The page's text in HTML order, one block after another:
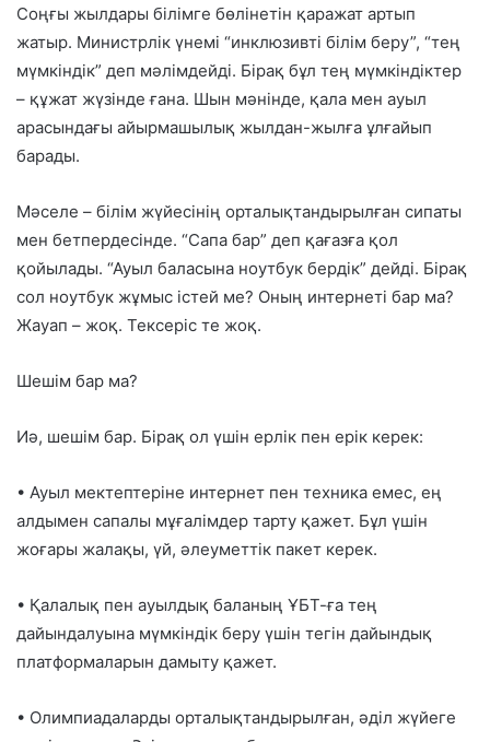
Соңғы жылдары білімге бөлінетін қаражат артып
жатыр. Министрлік үнемі “инклюзивті білім беру”, “тең
мүмкіндік” деп мәлімдейді. Бірақ бұл тең мүмкіндіктер
– құжат жүзінде ғана. Шын мәнінде, қала мен ауыл
арасындағы айырмашылық жылдан-жылға ұлғайып
барады.
Мәселе – білім жүйесінің орталықтандырылған сипаты
мен бетпердесінде. “Сапа бар” деп қағазға қол
қойылады. “Ауыл баласына ноутбук бердік” дейді. Бірақ
сол ноутбук жұмыс істей ме? Оның интернеті бар ма?
Жауап – жоқ. Тексеріс те жоқ.
Шешім бар ма?
Иә, шешім бар. Бірақ ол үшін ерлік пен ерік керек:
• Ауыл мектептеріне интернет пен техника емес, ең
алдымен сапалы мұғалімдер тарту қажет. Бұл үшін
жоғары жалақы, үй, әлеуметтік пакет керек.
• Қалалық пен ауылдық баланың ҰБТ-ға тең
дайындалуына мүмкіндік беру үшін тегін дайындық
платформаларын дамыту қажет.
• Олимпиадаларды орталықтандырылған, әділ жүйеге